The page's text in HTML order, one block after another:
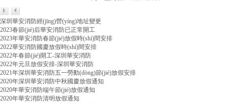
深圳華安消防經(jīng)營(yíng)地址變更
2023春節(jié)后華安消防已正常開工
2023年華安消防春節(jié)放假時(shí)間安排
2022華安消防國慶放假時(shí)間安排
2022年春節(jié)開工-深圳華安消防
2022年元旦放假安排-深圳華安消防
2021年深圳華安消防五一勞動(dòng)節(jié)放假安排
2020年深圳華安消防中秋國慶放假通知
2020年華安消防端午節(jié)放假通知
2020年華安消防清明放假通知